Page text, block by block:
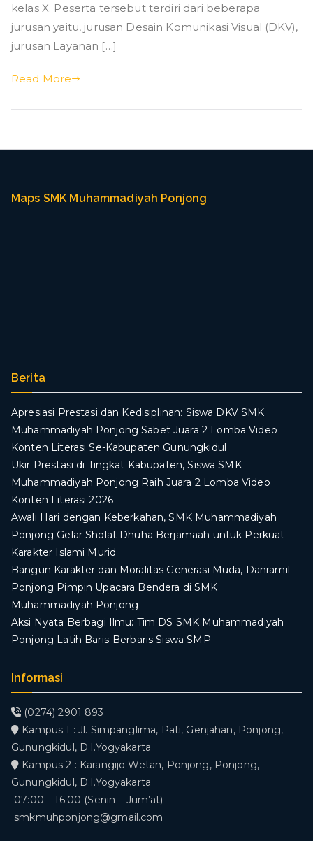
kelas X. Peserta tersebut terdiri dari beberapa
jurusan yaitu, jurusan Desain Komunikasi Visual (DKV),
jurusan Layanan […]
Read More
Maps SMK Muhammadiyah Ponjong
Berita
Apresiasi Prestasi dan Kedisiplinan: Siswa DKV SMK
Muhammadiyah Ponjong Sabet Juara 2 Lomba Video
Konten Literasi Se-Kabupaten Gunungkidul
Ukir Prestasi di Tingkat Kabupaten, Siswa SMK
Muhammadiyah Ponjong Raih Juara 2 Lomba Video
Konten Literasi 2026
Awali Hari dengan Keberkahan, SMK Muhammadiyah
Ponjong Gelar Sholat Dhuha Berjamaah untuk Perkuat
Karakter Islami Murid
Bangun Karakter dan Moralitas Generasi Muda, Danramil
Ponjong Pimpin Upacara Bendera di SMK
Muhammadiyah Ponjong
​Aksi Nyata Berbagi Ilmu: Tim DS SMK Muhammadiyah
Ponjong Latih Baris-Berbaris Siswa SMP
Informasi
(0274) 2901 893
Kampus 1 : Jl. Simpanglima, Pati, Genjahan, Ponjong,
Gunungkidul, D.I.Yogyakarta
Kampus 2 : Karangijo Wetan, Ponjong, Ponjong,
Gunungkidul, D.I.Yogyakarta
07:00 – 16:00 (Senin – Jum’at)
smkmuhponjong@gmail.com